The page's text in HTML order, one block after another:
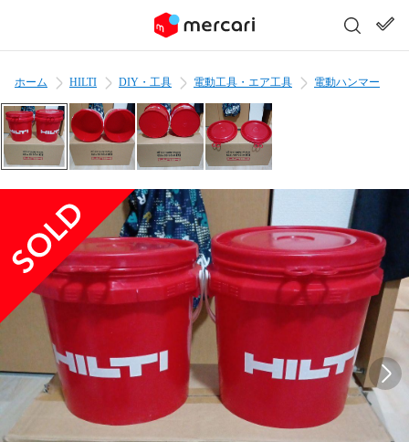
ホーム HILTI DIY・工具 電動工具・エア工具 電動ハンマー